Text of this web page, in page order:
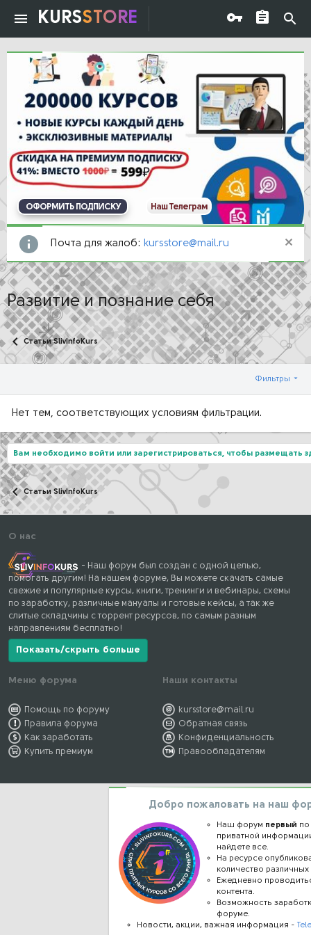
KURSSTORE
ОФОРМИТЬ ПОДПИСКУ Наш Телеграм
Почта для жалоб: kursstore@mail.ru
Развитие и познание себя
Статьи SlivInfoKurs
Фильтры
Нет тем, соответствующих условиям фильтрации.
Вам необходимо войти или зарегистрироваться, чтобы размещать
Статьи SlivInfoKurs
О нас
- Наш форум был создан с одной целью,
помогать другим! На нашем форуме, Вы можете скачать самые
свежие и популярные курсы, книги, тренинги и вебинары, схемы
по заработку, различные мануалы и готовые кейсы, а так же
слитые складчины с торрент ресурсов, по самым разным
направлениям бесплатно!
Показать/скрыть больше
Меню форума
Помощь по форуму
Правила форума
Как заработать
Купить премиум
Наши контакты
kursstore@mail.ru
Обратная связь
Конфиденциальность
Правообладателям
Добро пожаловать на наш
Наш форум первый
приватной
найдете все.
На ресурсе
количество различных
Ежедневно
контента.
Возможность
форуме.
Новости, акции, важная информация -